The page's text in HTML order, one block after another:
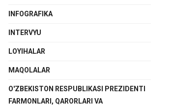
INFOGRAFIKA
INTERVYU
LOYIHALAR
MAQOLALAR
O'ZBEKISTON RESPUBLIKASI PREZIDENTI
FARMONLARI, QARORLARI VA